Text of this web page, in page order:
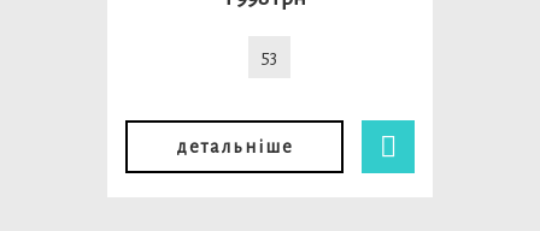
53
детальніше